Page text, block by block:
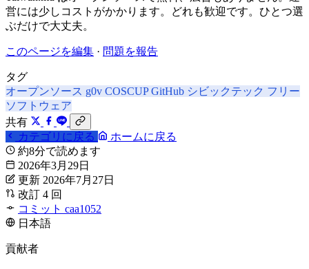
営には少しコストがかかります。どれも歓迎です。ひとつ選
ぶだけで大丈夫。
このページを編集 · 問題を報告
タグ
オープンソース g0v COSCUPGitHub シビックテック フリー
ソフトウェア
共有
カテゴリに戻る
ホームに戻る
約8分で読めます
2026年3月29日
更新 2026年7月27日
改訂 4 回
コミット caa1052
日本語
貢献者